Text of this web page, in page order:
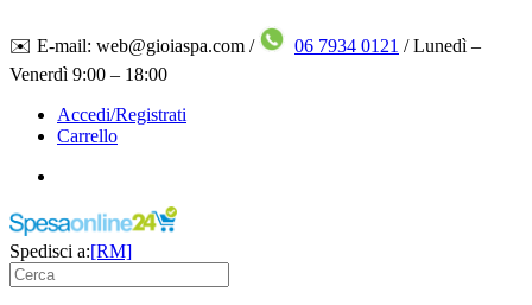
✉️ E-mail: web@gioiaspa.com / 06 7934 0121 / Lunedì –
Venerdì 9:00 – 18:00
Accedi/Registrati
Carrello
Spedisci a:[RM]